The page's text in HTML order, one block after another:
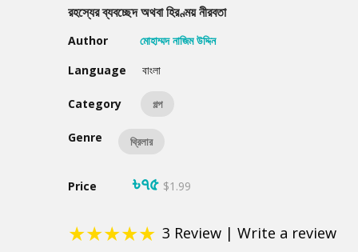
রহস্যের ব্যবচ্ছেদ অথবা হিরণ্ময় নীরবতা
Author
মোহাম্মদ নাজিম উদ্দিন
Language
বাংলা
Category গল্প
Genre থ্রিলার
Price ৳৭৫ $1.99
★★★★★ 3 Review | Write a review